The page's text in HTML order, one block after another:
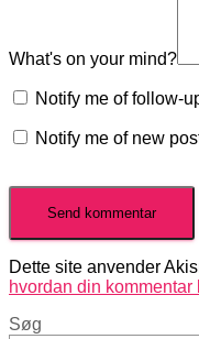
What's on your mind?
Notify me of follow-
Notify me of new
Dette site anvender
hvordan din
Søg